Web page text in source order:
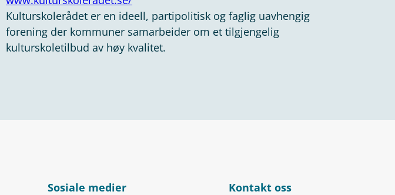
Kulturskolerådet er en ideell, partipolitisk og faglig uavhengig
forening der kommuner samarbeider om et tilgjengelig
kulturskoletilbud av høy kvalitet.
Sosiale medier Kontakt oss